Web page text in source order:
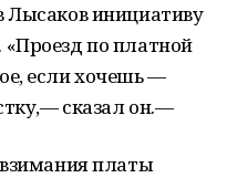
Лысаков инициативу
по платной
если хочешь —
сказал он.—
платы